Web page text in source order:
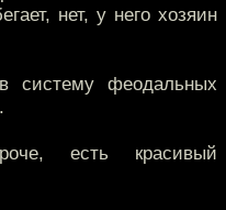
нет, у него хозяин
систему феодальных
есть красивый